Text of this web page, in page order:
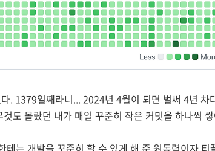
1379일째라니... 2024년 4월이 되면 벌써 4년 차
도 몰랐던 내가 매일 꾸준히 작은 커밋을 하나씩
는 개발을 꾸준히 할 수 있게 해 준 원동력이자 티